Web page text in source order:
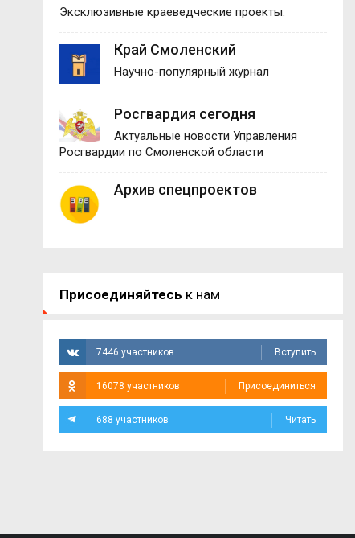
Эксклюзивные краеведческие проекты.
Край Смоленский
Научно-популярный журнал
Росгвардия сегодня
Актуальные новости Управления
Росгвардии по Смоленской области
Архив спецпроектов
Присоединяйтесь к нам
7446 участников Вступить
16078 участников Присоединиться
688 участников Читать